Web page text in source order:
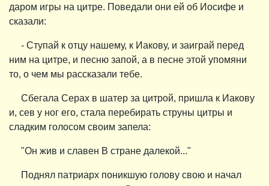
даром игры на цитре. Поведали они ей об Иосифе и
сказали:
- Ступай к отцу нашему, к Иакову, и заиграй перед
ним на цитре, и песню запой, а в песне этой упомяни
то, о чем мы рассказали тебе.
Сбегала Серах в шатер за цитрой, пришла к Иакову
и, сев у ног его, стала перебирать струны цитры и
сладким голосом своим запела:
"Он жив и славен В стране далекой..."
Поднял патриарх поникшую голову свою и начал